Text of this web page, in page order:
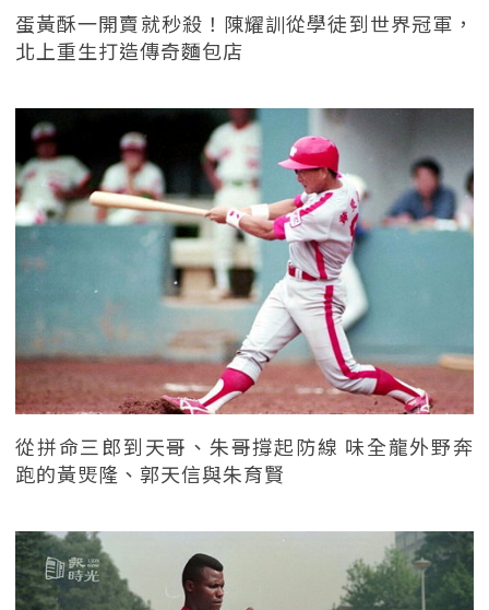
蛋黃酥一開賣就秒殺！陳耀訓從學徒到世界冠軍，
北上重生打造傳奇麵包店
從拼命三郎到天哥、朱哥撐起防線 味全龍外野奔
跑的黃煚隆、郭天信與朱育賢